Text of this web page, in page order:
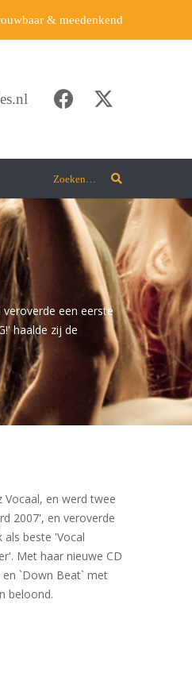
& meedenkend
Zoeken…
veroverde een eerste
haalde zij de
Vocaal, en werd twee
2007', en veroverde
als beste 'Vocal
Met haar nieuwe CD
en `Down Beat` met
beloond.